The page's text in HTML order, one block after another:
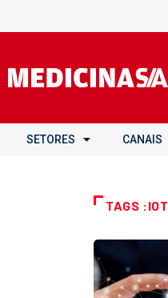
SETORES CANAIS
TAGS :IOT